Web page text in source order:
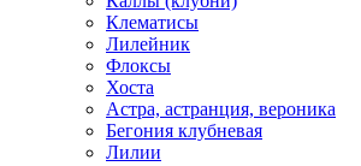
Клематисы
Лилейник
Флоксы
Хоста
Астра, астранция, вероника
Бегония клубневая
Лилии